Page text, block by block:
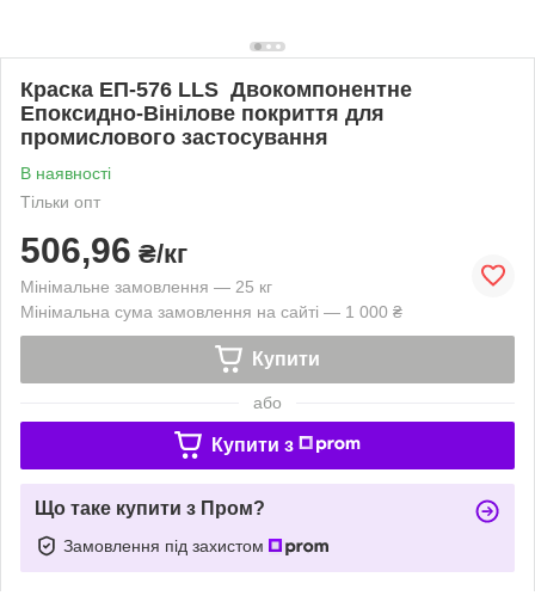
Краска ЕП-576 LLS Двокомпонентне
Епоксидно-Вінілове покриття для
промислового застосування
В наявності
Тільки опт
506,96 ₴/кг
Мінімальне замовлення — 25 кг
Мінімальна сума замовлення на сайті — 1 000 ₴
Купити
або
Купити з
Що таке купити з Пром?
Замовлення під захистом